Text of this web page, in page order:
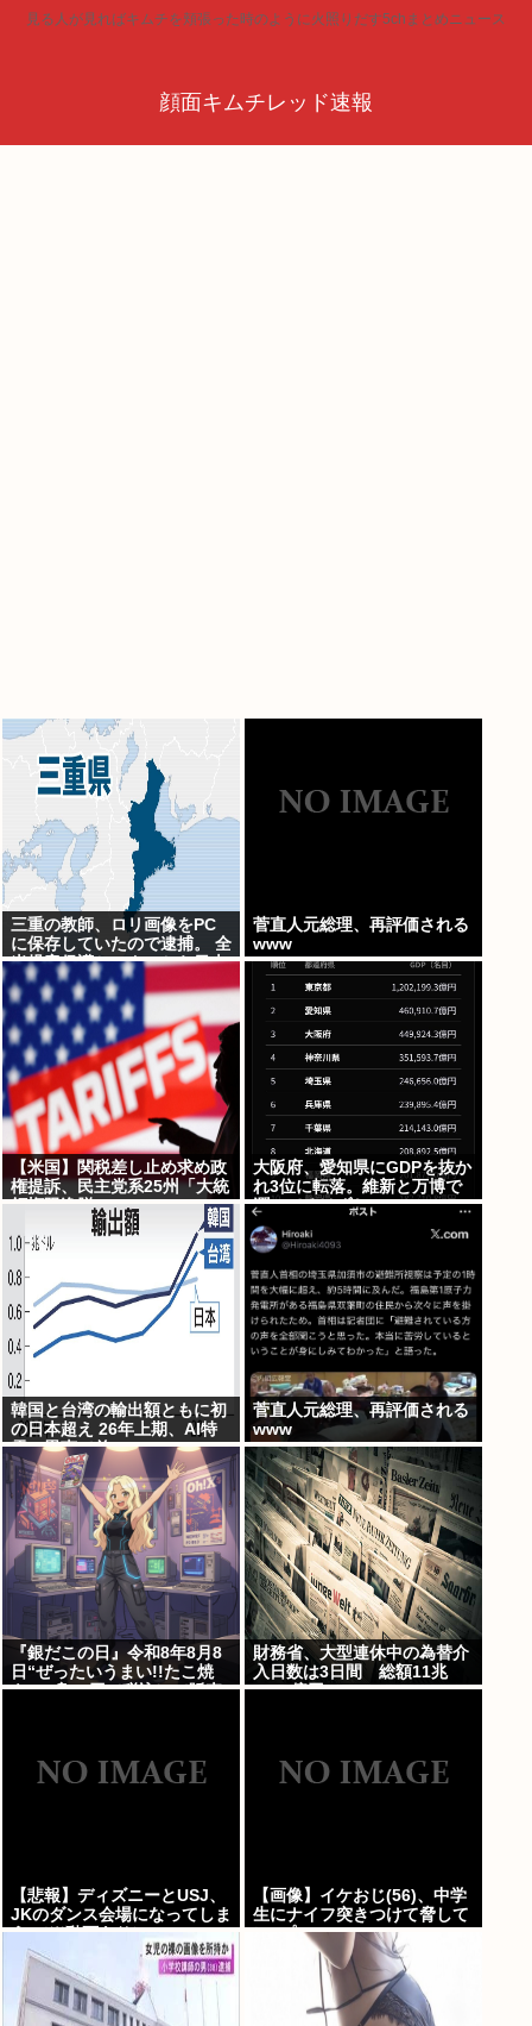
見る人が見ればキムチを頬張った時のように火照りだす5chまとめニュース
顔面キムチレッド速報
三重の教師、ロリ画像をPC
に保存していたので逮捕。 全
米児童保護センターから日本
の警察庁に通報が来る。
菅直人元総理、再評価される
www
【米国】関税差し止め求め政
権提訴、民主党系25州「大統
領権限逸脱」
大阪府、愛知県にGDPを抜か
れ3位に転落。維新と万博で
潤ってるはずじゃ…
韓国と台湾の輸出額ともに初
の日本超え 26年上期、AI特
需の恩恵で差
菅直人元総理、再評価される
www
『銀だこの日』令和8年8月8
日“ぜったいうまい!!たこ焼
を、1舟88円（税込）で販売
財務省、大型連休中の為替介
入日数は3日間 総額11兆
7349億円
【悲報】ディズニーとUSJ、
JKのダンス会場になってしま
う （※動画あり）
【画像】イケおじ(56)、中学
生にナイフ突きつけて脅して
レ●プwww